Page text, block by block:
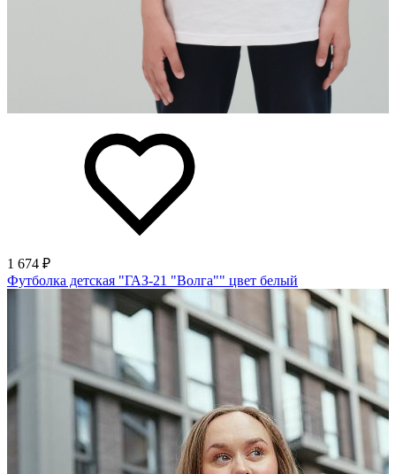
1 674 ₽
Футболка детская "ГАЗ-21 "Волга"" цвет белый